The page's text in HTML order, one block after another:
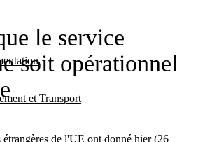
et Transport
le service
soit opérationnel
étrangères de l'UE ont donné hier (26